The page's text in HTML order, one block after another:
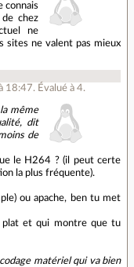
connais
chez
ne
sites ne valent pas mieux
18:47. Évalué à4.
même
dit
de
le H264 ? (il peut certe
la plus fréquente).
ou apache, ben tu met
et qui montre que tu
matériel qui va bien